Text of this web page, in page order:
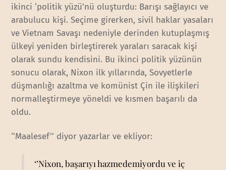
ikinci ‘politik yüzü’nü oluşturdu: Barışı sağlayıcı ve
arabulucu kişi. Seçime girerken, sivil haklar yasaları
ve Vietnam Savaşı nedeniyle derinden kutuplaşmış
ülkeyi yeniden birleştirerek yaraları saracak kişi
olarak sundu kendisini. Bu ikinci politik yüzünün
sonucu olarak, Nixon ilk yıllarında, Sovyetlerle
düşmanlığı azaltma ve komünist Çin ile ilişkileri
normalleştirmeye yöneldi ve kısmen başarılı da
oldu.
‘’Maalesef’’ diyor yazarlar ve ekliyor:
‘’Nixon, başarıyı hazmedemiyordu ve iç